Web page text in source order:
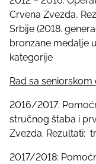
Crvena Zvezda,
Srbije (2018.
bronzane medalje
kategorije
Rad sa seniorskom
2016/2017:
stručnog štaba i
Zvezda. Rezultati:
2017/2018: